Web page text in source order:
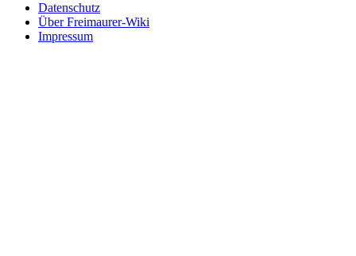
Datenschutz
Über Freimaurer-Wiki
Impressum